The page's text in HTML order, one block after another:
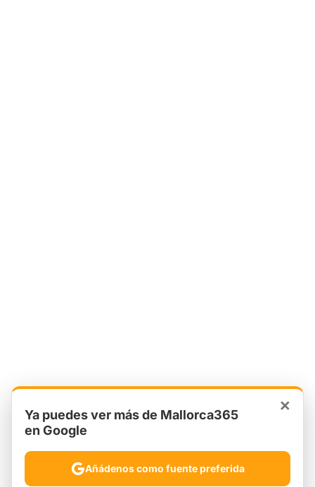
×
Ya puedes ver más de Mallorca365
en Google
Añádenos como fuente preferida